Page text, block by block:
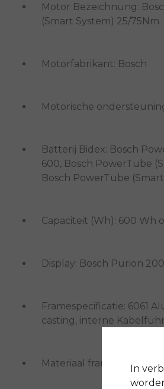
Motor Bezeichnung:
(Smart System) 25/75Nm
Motorfabrikant: Bosch
Motorische
Batterij Bidex: Bosch
600, Bosch PowerTube
Bosch PowerTube
Capaciteit (Wh): 600 Wh
Display: Bosch Purion 200
Framespecificatie: 6061
casting, interne
Materiaal frame:
In